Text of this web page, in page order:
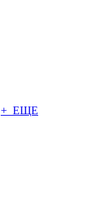
+ ЕЩЕ